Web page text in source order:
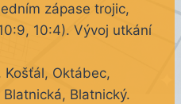
zápase trojic,
10:4). Vývoj utkání
Košťál, Oktábec,
Blatnický.